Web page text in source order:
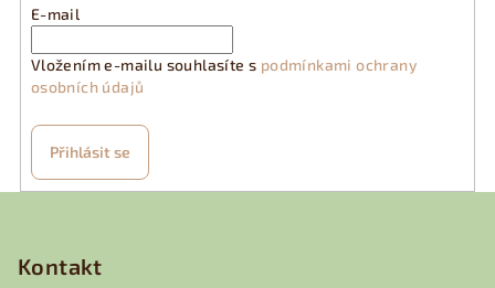
E-mail
Vložením e-mailu souhlasíte s podmínkami ochrany
osobních údajů
Přihlásit se
Kontakt